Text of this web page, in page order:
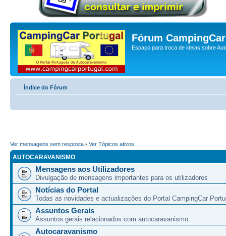
Fórum
Espaço para troca de ideias sobre
Índice do Fórum
Ver mensagens sem resposta • Ver Tópicos ativos
AUTOCARAVANISMO
Mensagens aos Utilizadores
Divulgação de mensagens importantes para os utilizadores
Notícias do Portal
Todas as novidades e actualizações do Portal CampingCar
Assuntos Gerais
Assuntos gerais relacionados com autocaravanismo.
Autocaravanismo